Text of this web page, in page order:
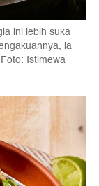
ini lebih suka
ia
Istimewa